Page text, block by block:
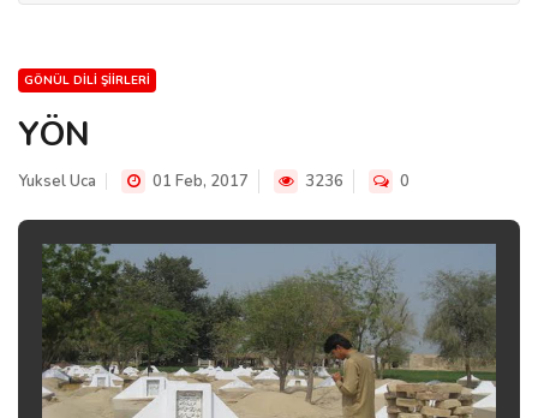
GÖNÜL DILI ŞIIRLERI
YÖN
Yuksel Uca 01 Feb, 2017 3236 0